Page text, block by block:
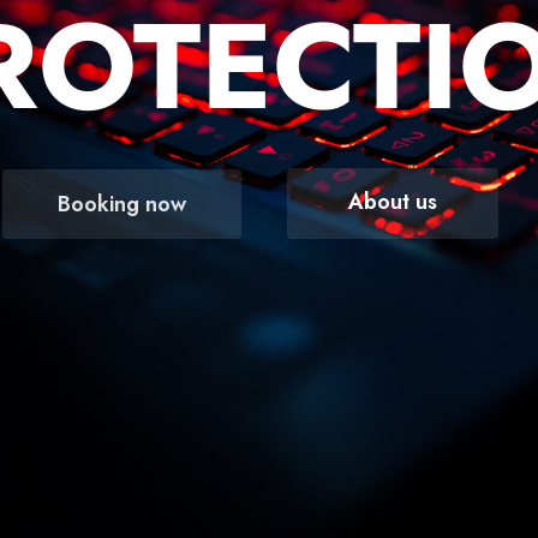
Booking now About us